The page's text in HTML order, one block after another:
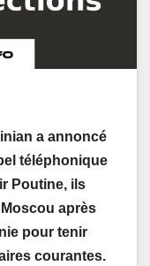
a annoncé
téléphonique
Poutine, ils
après
pour tenir
courantes.